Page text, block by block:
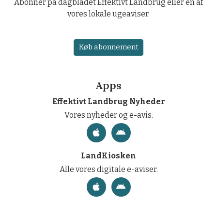
Abonner på dagbladet Effektivt Landbrug eller en af
vores lokale ugeaviser.
Køb abonnement
Apps
Effektivt Landbrug Nyheder
Vores nyheder og e-avis.
LandKiosken
Alle vores digitale e-aviser.